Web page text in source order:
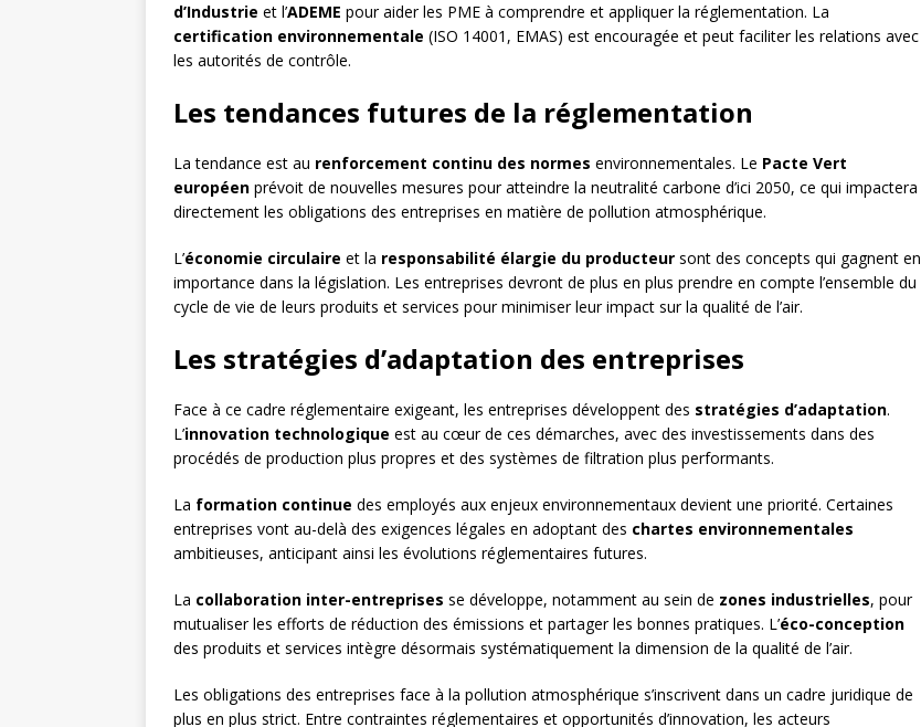
d’Industrie et l’ADEME pour aider les PME à comprendre et appliquer la réglementation. La
certification environnementale (ISO 14001, EMAS) est encouragée et peut faciliter les relations avec
les autorités de contrôle.
Les tendances futures de la réglementation
La tendance est au renforcement continu des normes environnementales. Le Pacte Vert
européen prévoit de nouvelles mesures pour atteindre la neutralité carbone d’ici 2050, ce qui impactera
directement les obligations des entreprises en matière de pollution atmosphérique.
L’économie circulaire et la responsabilité élargie du producteur sont des concepts qui gagnent en
importance dans la législation. Les entreprises devront de plus en plus prendre en compte l’ensemble du
cycle de vie de leurs produits et services pour minimiser leur impact sur la qualité de l’air.
Les stratégies d’adaptation des entreprises
Face à ce cadre réglementaire exigeant, les entreprises développent des stratégies d’adaptation.
L’innovation technologique est au cœur de ces démarches, avec des investissements dans des
procédés de production plus propres et des systèmes de filtration plus performants.
La formation continue des employés aux enjeux environnementaux devient une priorité. Certaines
entreprises vont au-delà des exigences légales en adoptant des chartes environnementales
ambitieuses, anticipant ainsi les évolutions réglementaires futures.
La collaboration inter-entreprises se développe, notamment au sein de zones industrielles, pour
mutualiser les efforts de réduction des émissions et partager les bonnes pratiques. L’éco-conception
des produits et services intègre désormais systématiquement la dimension de la qualité de l’air.
Les obligations des entreprises face à la pollution atmosphérique s’inscrivent dans un cadre juridique de
plus en plus strict. Entre contraintes réglementaires et opportunités d’innovation, les acteurs